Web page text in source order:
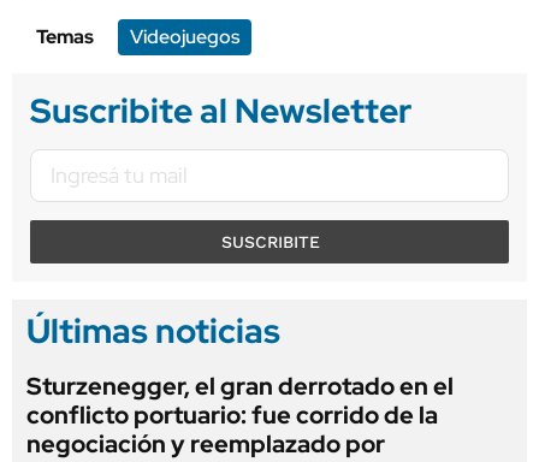
Temas
Videojuegos
Suscribite al Newsletter
SUSCRIBITE
Últimas noticias
Sturzenegger, el gran derrotado en el
conflicto portuario: fue corrido de la
negociación y reemplazado por